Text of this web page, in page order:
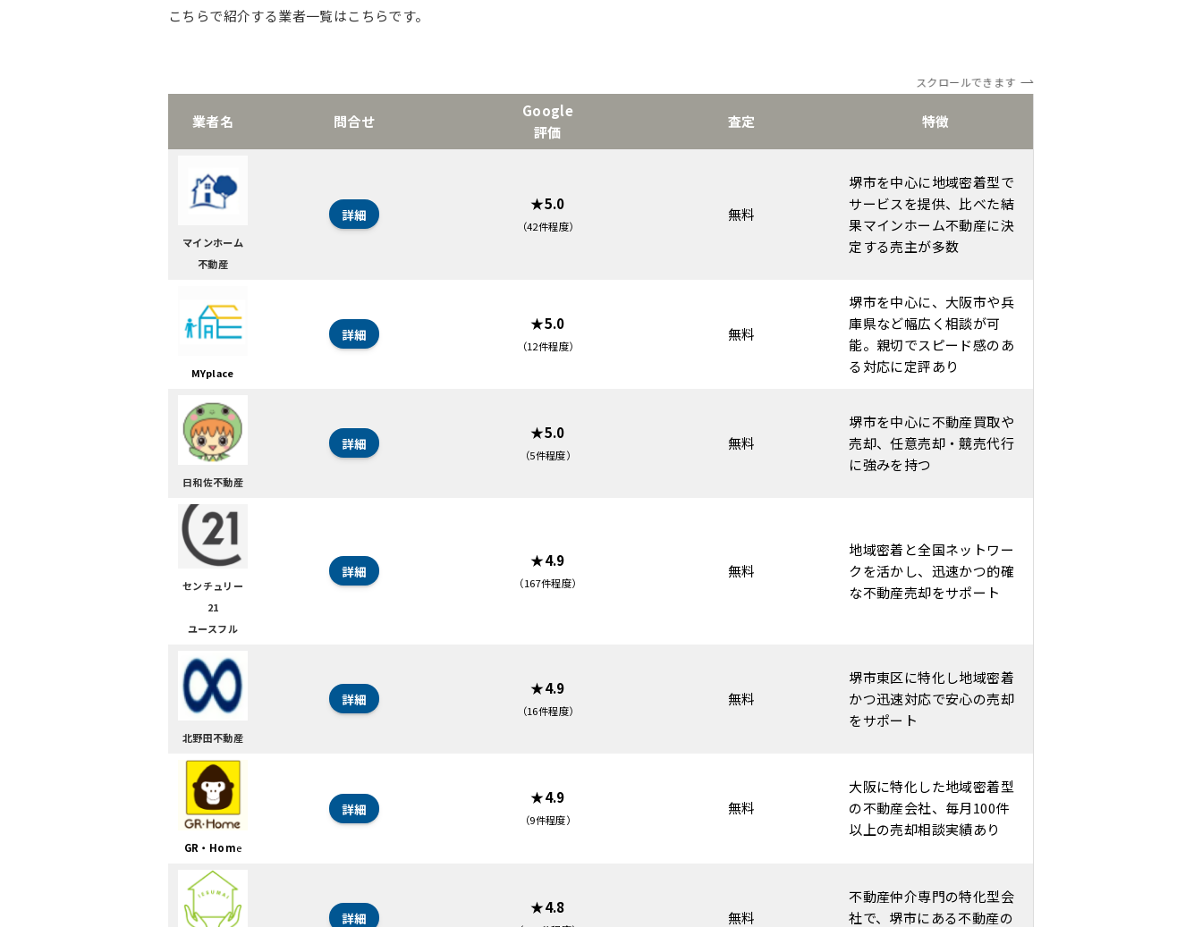
こちらで紹介する業者一覧はこちらです。
スクロールできます
業者名 問合せ
Google
評価
査定 特徴
マインホーム
不動産
詳細
★5.0
（42件程度）
無料
堺市を中心に地域密着型で
サービスを提供、比べた結
果マインホーム不動産に決
定する売主が多数
MYplace
詳細
★5.0
（12件程度）
無料
堺市を中心に、大阪市や兵
庫県など幅広く相談が可
能。親切でスピード感のあ
る対応に定評あり
日和佐不動産
詳細
★5.0
（5件程度）
無料
堺市を中心に不動産買取や
売却、任意売却・競売代行
に強みを持つ
センチュリー
21
ユースフル
詳細
★4.9
（167件程度）
無料
地域密着と全国ネットワー
クを活かし、迅速かつ的確
な不動産売却をサポート
北野田不動産
詳細
★4.9
（16件程度）
無料
堺市東区に特化し地域密着
かつ迅速対応で安心の売却
をサポート
GR・Home
詳細
★4.9
（9件程度）
無料
大阪に特化した地域密着型
の不動産会社、毎月100件
以上の売却相談実績あり
詳細
★4.8
無料
不動産仲介専門の特化型会
社で、堺市にある不動産の